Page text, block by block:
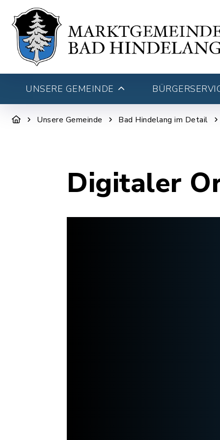
UNSERE GEMEINDE
Unsere Gemeinde Bad Hindelang im Detail
Digitaler